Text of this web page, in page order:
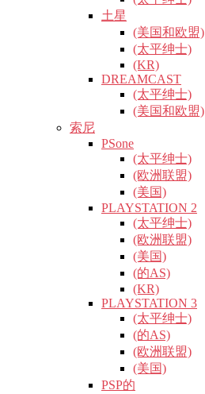
土星
(美国和欧盟)
(太平绅士)
(KR)
DREAMCAST
(太平绅士)
(美国和欧盟)
索尼
PSone
(太平绅士)
(欧洲联盟)
(美国)
PLAYSTATION 2
(太平绅士)
(欧洲联盟)
(美国)
(的AS)
(KR)
PLAYSTATION 3
(太平绅士)
(的AS)
(欧洲联盟)
(美国)
PSP的